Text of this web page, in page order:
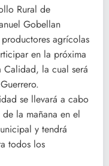
Rural de
Gobellan
agrícolas
en la próxima
la cual será
se llevará a cabo
la mañana en el
y tendrá
todos los